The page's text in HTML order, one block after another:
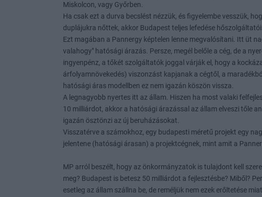
Miskolcon, vagy Győrben.
Ha csak ezt a durva becslést nézzük, és figyelembe vesszük,
duplájukra nőttek, akkor Budapest teljes lefedése
Ezt magában a Pannergy képtelen lenne megvalósítani. Itt üt
valahogy" hatósági árazás. Persze, megél belőle a cég, de a
ingyenpénz, a tőkét szolgáltatók joggal várják el, hogy a
árfolyamnövekedés) viszonzást kapjanak a cégtől, a
hatósági áras modellben ez nem igazán köszön vissza.
A legnagyobb nyertes itt az állam. Hiszen ha most valaki
10 milliárdot, akkor a hatósági árazással az állam elveszi tőle
igazán ösztönzi az új beruházásokat.
Visszatérve a számokhoz, egy budapesti méretű projekt egy
jelentene (hatósági árasan) a projektcégnek, mint amit a
MP arról beszélt, hogy az önkormányzatok is tulajdont kell
meg? Budapest is betesz 50 milliárdot a fejlesztésbe? Miből?
esetleg az állam szállna be, de reméljük nem ezek erőltetése